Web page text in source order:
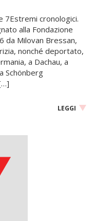
7Estremi cronologici.
alla Fondazione
da Milovan Bressan,
nonché deportato,
a Dachau, a
Schönberg
LEGGI